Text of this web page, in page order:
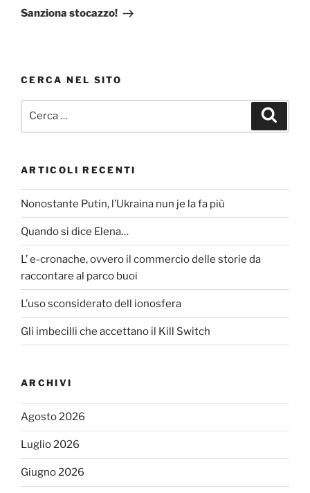
successivo
Sanziona stocazzo!
CERCA NEL SITO
ARTICOLI RECENTI
Nonostante Putin, l’Ukraina nun je la fa più
Quando si dice Elena…
L’ e-cronache, ovvero il commercio delle storie da
raccontare al parco buoi
L’uso sconsiderato dell ionosfera
Gli imbecilli che accettano il Kill Switch
ARCHIVI
Agosto 2026
Luglio 2026
Giugno 2026